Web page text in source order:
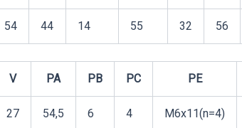
54 44 14 55 32 56
V PA PB PC PE
27 54,5 6 4 M6x11(n=4)